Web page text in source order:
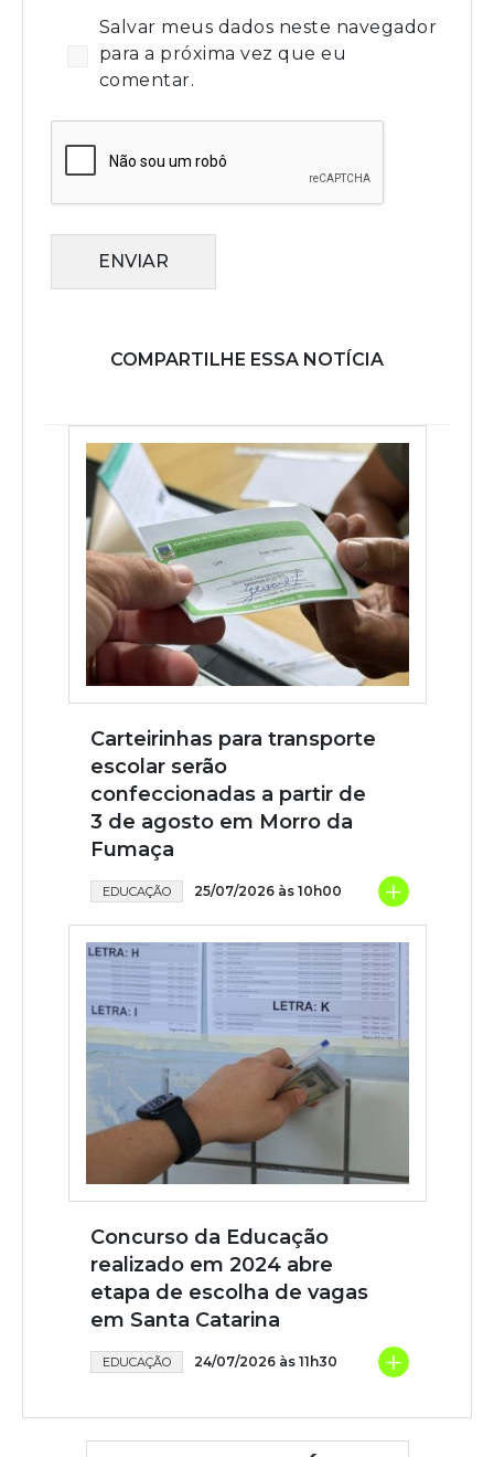
Salvar meus dados neste navegador
para a próxima vez que eu
comentar.
ENVIAR
COMPARTILHE ESSA NOTÍCIA
Carteirinhas para transporte
escolar serão
confeccionadas a partir de
3 de agosto em Morro da
Fumaça
EDUCAÇÃO 25/07/2026 às 10h00 +
Concurso da Educação
realizado em 2024 abre
etapa de escolha de vagas
em Santa Catarina
EDUCAÇÃO 24/07/2026 às 11h30 +